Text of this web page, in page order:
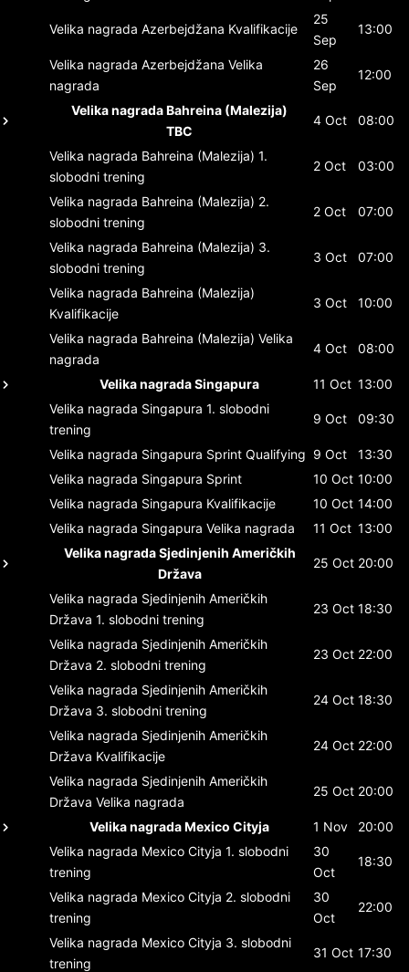
Velika nagrada Azerbejdžana Kvalifikacije
25
Sep
13:00
Velika nagrada Azerbejdžana Velika
nagrada
26
Sep
12:00
Velika nagrada Bahreina (Malezija)
TBC
4 Oct 08:00
Velika nagrada Bahreina (Malezija) 1.
slobodni trening
2 Oct 03:00
Velika nagrada Bahreina (Malezija) 2.
slobodni trening
2 Oct 07:00
Velika nagrada Bahreina (Malezija) 3.
slobodni trening
3 Oct 07:00
Velika nagrada Bahreina (Malezija)
Kvalifikacije
3 Oct 10:00
Velika nagrada Bahreina (Malezija) Velika
nagrada
4 Oct 08:00
Velika nagrada Singapura 11 Oct 13:00
Velika nagrada Singapura 1. slobodni
trening
9 Oct 09:30
Velika nagrada Singapura Sprint Qualifying 9 Oct
13:30
Velika nagrada Singapura Sprint 10 Oct 10:00
Velika nagrada Singapura Kvalifikacije 10 Oct 14:00
Velika nagrada Singapura Velika nagrada 11 Oct 13:00
Velika nagrada Sjedinjenih Američkih
Država
25 Oct 20:00
Velika nagrada Sjedinjenih Američkih
Država 1. slobodni trening
23 Oct 18:30
Velika nagrada Sjedinjenih Američkih
Država 2. slobodni trening
23 Oct 22:00
Velika nagrada Sjedinjenih Američkih
Država 3. slobodni trening
24 Oct 18:30
Velika nagrada Sjedinjenih Američkih
Država Kvalifikacije
24 Oct 22:00
Velika nagrada Sjedinjenih Američkih
Država Velika nagrada
25 Oct 20:00
Velika nagrada Mexico Cityja 1 Nov
20:00
Velika nagrada Mexico Cityja 1. slobodni
trening
30
Oct
18:30
Velika nagrada Mexico Cityja 2. slobodni
trening
30
Oct
22:00
Velika nagrada Mexico Cityja 3. slobodni
trening
31 Oct 17:30